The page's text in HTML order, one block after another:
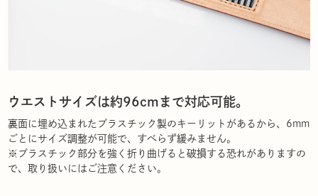
ウエストサイズは約96cmまで対応可能。
裏面に埋め込まれたプラスチック製のキーリットがあるから、6mm
ごとにサイズ調整が可能で、すべらず緩みません。
※プラスチック部分を強く折り曲げると破損する恐れがありますの
で、取り扱いにはご注意ください。